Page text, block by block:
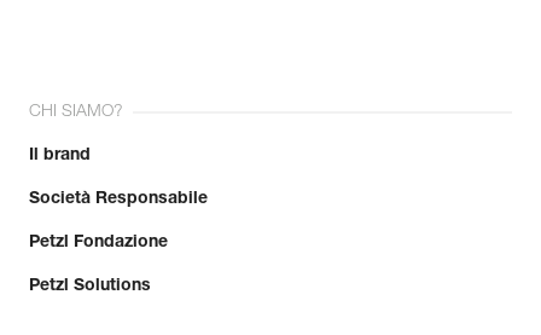
CHI SIAMO?
Il brand
Società Responsabile
Petzl Fondazione
Petzl Solutions